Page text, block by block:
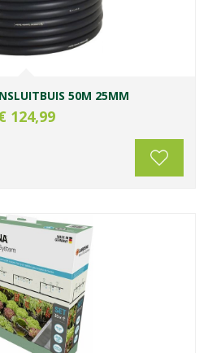
50M 25MM
124,99